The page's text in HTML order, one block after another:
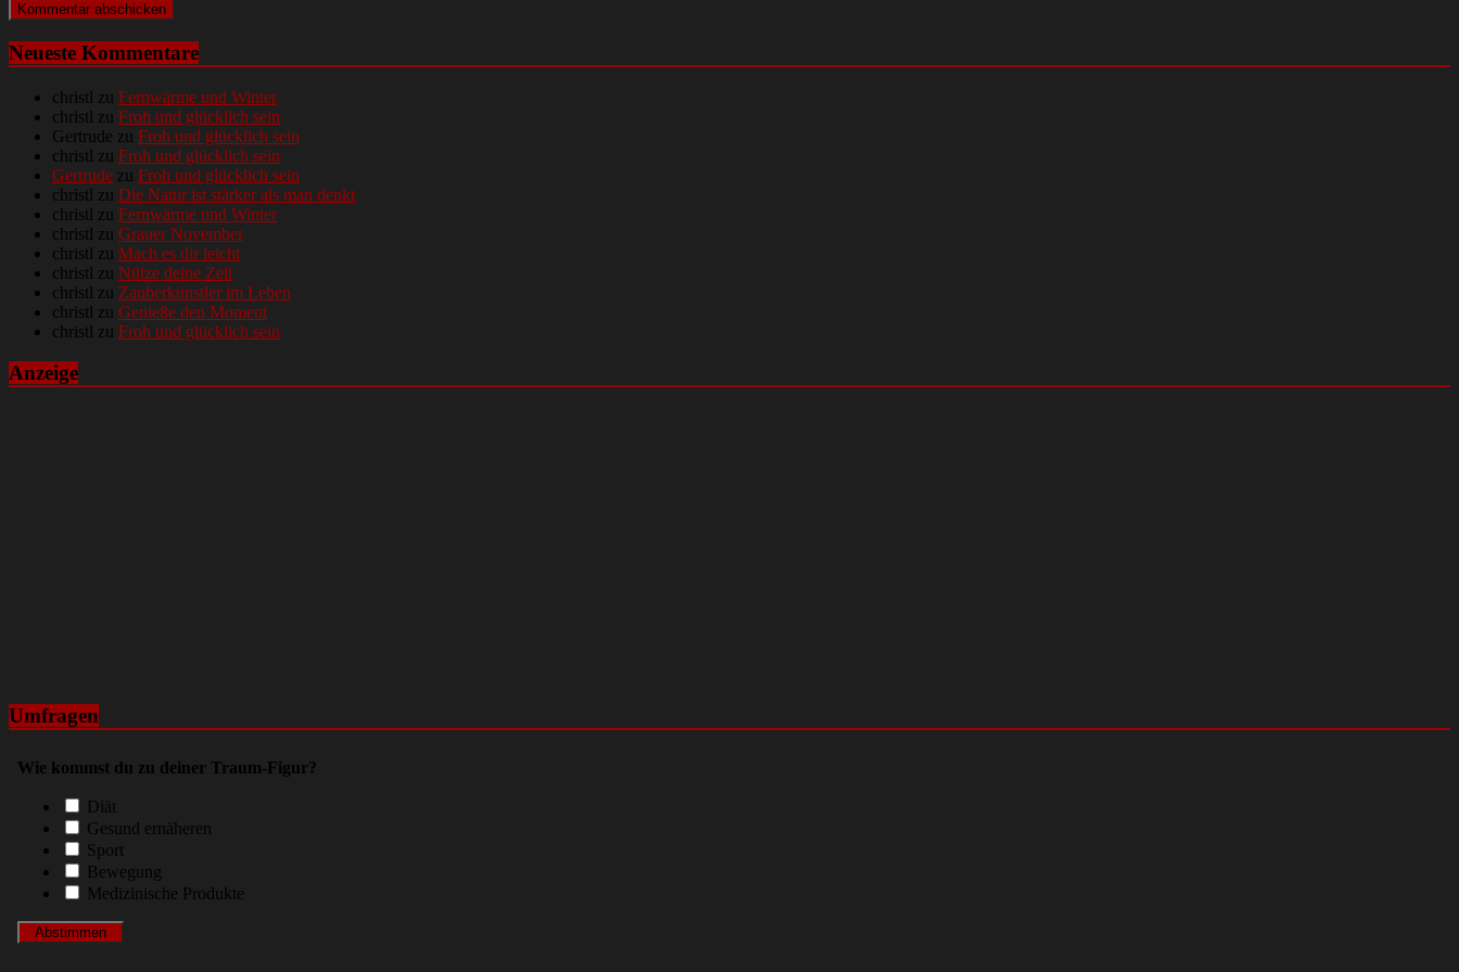
Neueste Kommentare
christl zu Fernwärme und Winter
christl zu Froh und glücklich sein
Gertrude zu Froh und glücklich sein
christl zu Froh und glücklich sein
Gertrude zu Froh und glücklich sein
christl zu Die Natur ist stärker als man denkt
christl zu Fernwärme und Winter
christl zu Grauer November
christl zu Mach es dir leicht
christl zu Nütze deine Zeit
christl zu Zauberkünstler im Leben
christl zu Genieße den Moment
christl zu Froh und glücklich sein
Anzeige
Umfragen
Wie kommst du zu deiner Traum-Figur?
Diät
Gesund ernäheren
Sport
Bewegung
Medizinische Produkte